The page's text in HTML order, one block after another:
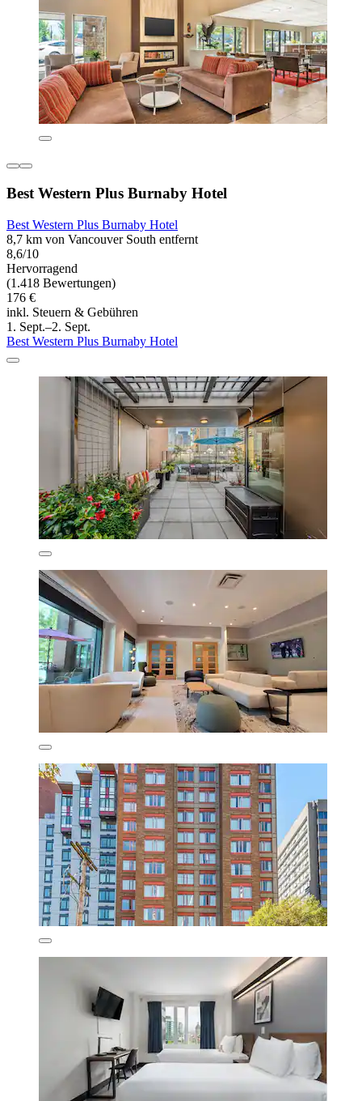
Best Western Plus Burnaby Hotel
Best Western Plus Burnaby Hotel
8,7 km von Vancouver South entfernt
8,6/10
Hervorragend
(1.418 Bewertungen)
176 €
inkl. Steuern & Gebühren
1. Sept.–2. Sept.
Best Western Plus Burnaby Hotel